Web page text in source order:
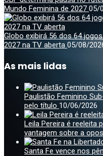
Mundo Feminina de 2027 05/
Globo exibirá 56 dos 64
2027 na TV aberta 05/08/
As mais lidas
Paulistão Feminino
pelo título 10/06/2026
Leila Pereira é reeleita
vantagem sobre a
Santa Fe vence nos